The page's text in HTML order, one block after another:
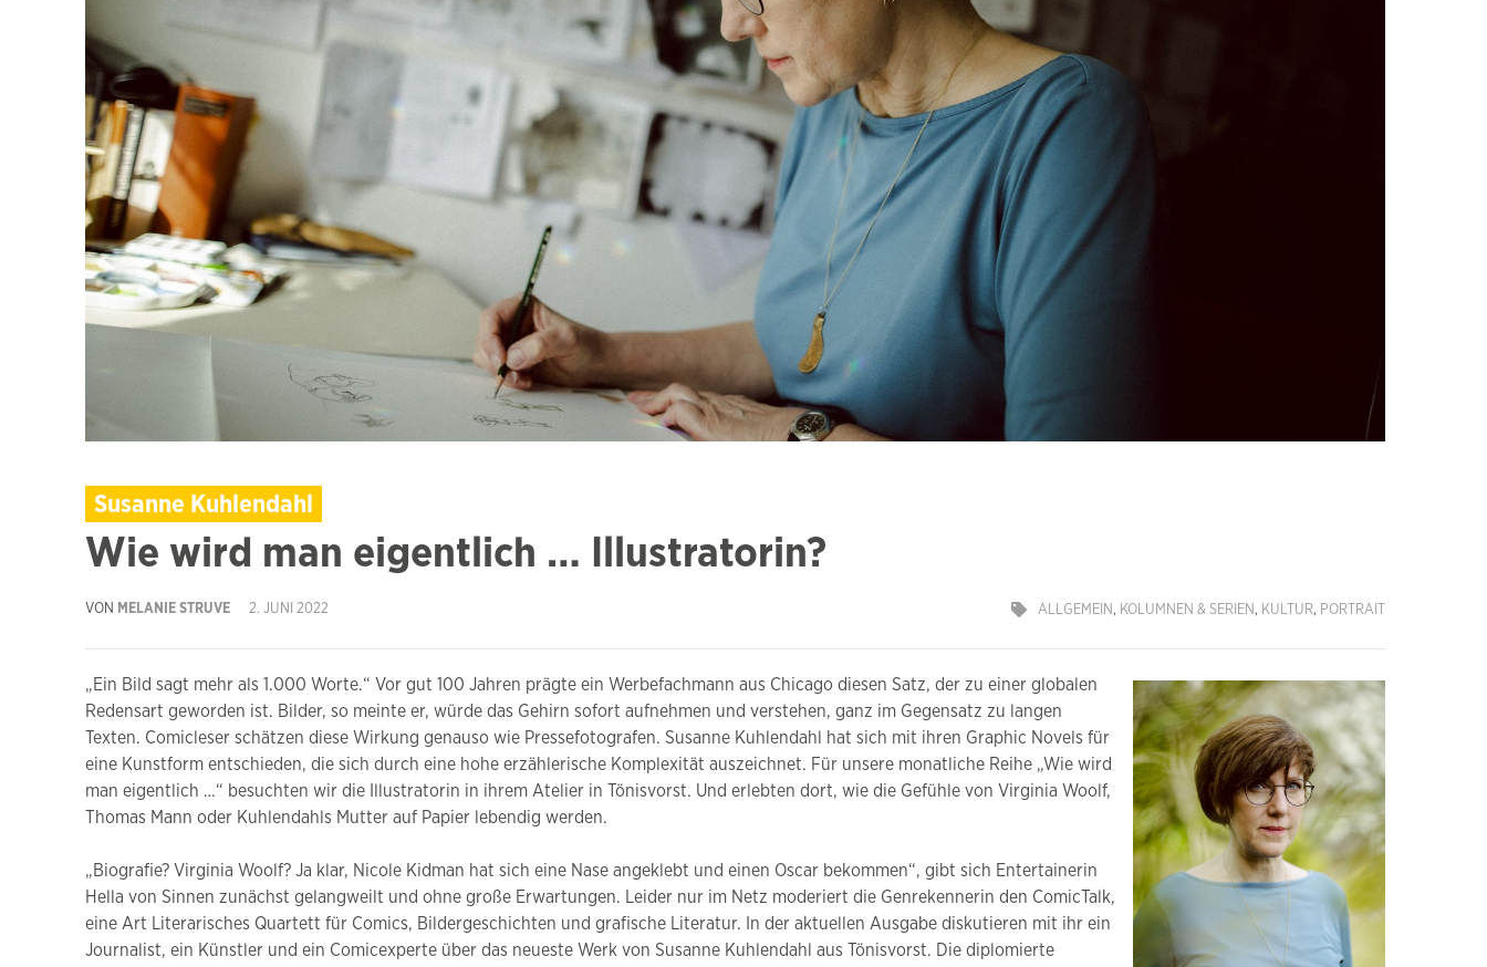
Susanne Kuhlendahl
Wie wird man eigentlich … Illustratorin?
VON MELANIE STRUVE 2. JUNI 2022 ALLGEMEIN, KOLUMNEN & SERIEN, KULTUR, PORTRAIT
„Ein Bild sagt mehr als 1.000 Worte.“ Vor gut 100 Jahren prägte ein Werbefachmann aus Chicago diesen Satz, der zu einer globalen
Redensart geworden ist. Bilder, so meinte er, würde das Gehirn sofort aufnehmen und verstehen, ganz im Gegensatz zu langen
Texten. Comicleser schätzen diese Wirkung genauso wie Pressefotografen. Susanne Kuhlendahl hat sich mit ihren Graphic Novels für
eine Kunstform entschieden, die sich durch eine hohe erzählerische Komplexität auszeichnet. Für unsere monatliche Reihe „Wie wird
man eigentlich …“ besuchten wir die Illustratorin in ihrem Atelier in Tönisvorst. Und erlebten dort, wie die Gefühle von Virginia Woolf,
Thomas Mann oder Kuhlendahls Mutter auf Papier lebendig werden.
„Biografie? Virginia Woolf? Ja klar, Nicole Kidman hat sich eine Nase angeklebt und einen Oscar bekommen“, gibt sich Entertainerin
Hella von Sinnen zunächst gelangweilt und ohne große Erwartungen. Leider nur im Netz moderiert die Genrekennerin den ComicTalk,
eine Art Literarisches Quartett für Comics, Bildergeschichten und grafische Literatur. In der aktuellen Ausgabe diskutieren mit ihr ein
Journalist, ein Künstler und ein Comicexperte über das neueste Werk von Susanne Kuhlendahl aus Tönisvorst. Die diplomierte